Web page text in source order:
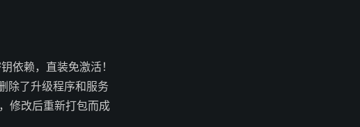
依赖，直装免激活！
除了升级程序和服务
修改后重新打包而成